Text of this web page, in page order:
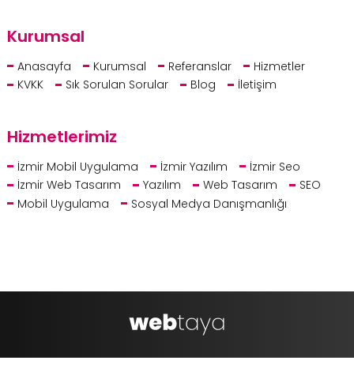
Kurumsal
Anasayfa Kurumsal Referanslar
Hizmetler
KVKK
Sık Sorulan Sorular Blog İletişim
Hizmetlerimiz
İzmir Mobil Uygulama İzmir Yazılım
İzmir Seo
İzmir Web Tasarım
Yazılım Web Tasarım
SEO
Mobil Uygulama
Sosyal Medya Danışmanlığı